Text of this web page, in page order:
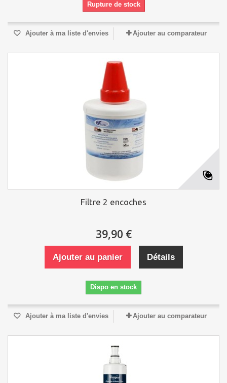
Rupture de stock
Ajouter à ma liste d'envies Ajouter au comparateur
Filtre 2 encoches
39,90 €
Ajouter au panier Détails
Dispo en stock
Ajouter à ma liste d'envies Ajouter au comparateur